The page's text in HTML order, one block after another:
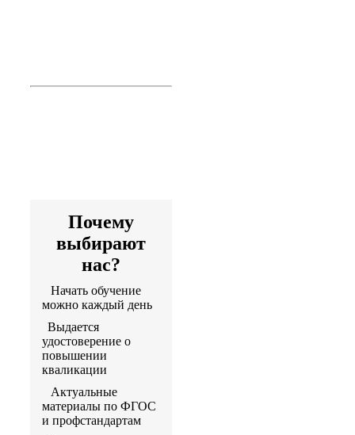
Почему
выбирают
нас?
Начать обучение
можно каждый день
Выдается
удостоверение о
повышении
кваликации
Актуальные
материалы по ФГОС
и профстандартам